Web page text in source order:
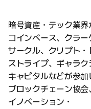
暗号資産・テック業界
コインベース、クラー
サークル、クリプト・
ストライプ、ギャラク
キャピタルなどが参加
ブロックチェーン協
イノベーション・